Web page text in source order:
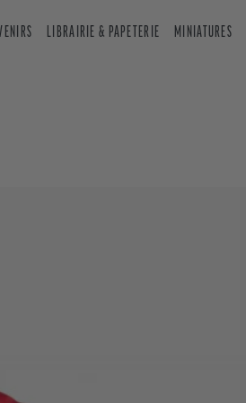
LIBRAIRIE & PAPETERIE MINIATURES